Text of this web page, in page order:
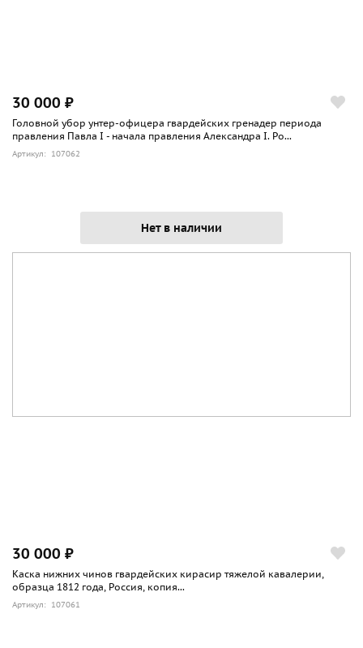
30 000 ₽
Головной убор унтер-офицера гвардейских гренадер периода
правления Павла I - начала правления Александра I. Ро...
Артикул: 107062
Нет в наличии
30 000 ₽
Каска нижних чинов гвардейских кирасир тяжелой кавалерии,
образца 1812 года, Россия, копия...
Артикул: 107061